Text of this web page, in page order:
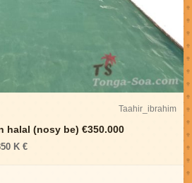
Taahir_ibrahim
halal (nosy be) €350.000
K €